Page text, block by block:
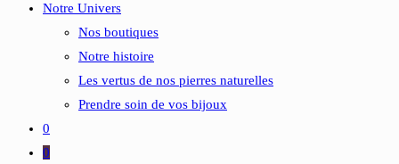
Notre Univers
Nos boutiques
Notre histoire
Les vertus de nos pierres naturelles
Prendre soin de vos bijoux
0
0